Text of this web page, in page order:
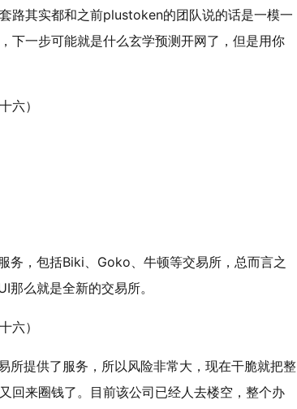
路其实都和之前plustoken的团队说的话是一模一
下一步可能就是什么玄学预测开网了，但是用你
务，包括Biki、Goko、牛顿等交易所，总而言之
么就是全新的交易所。
所提供了服务，所以风险非常大，现在干脆就把整
回来圈钱了。目前该公司已经人去楼空，整个办